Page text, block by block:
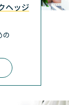
ヘッジ
の